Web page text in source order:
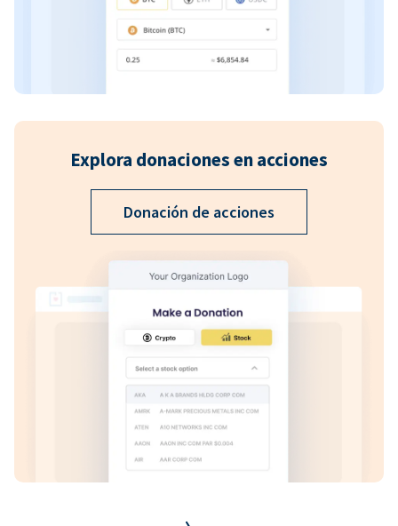
Explora donaciones en acciones
Donación de acciones